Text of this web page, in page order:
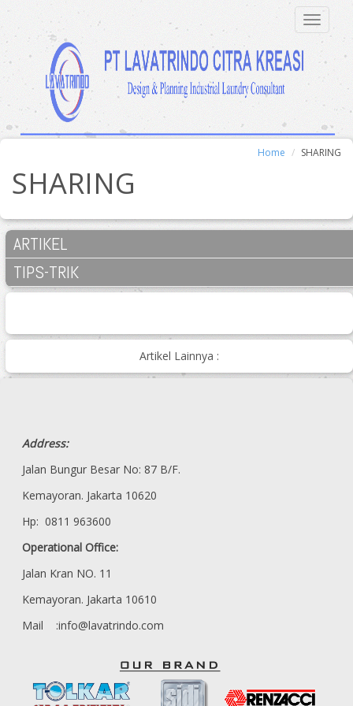
Toggle
Home SHARING
SHARING
ARTIKEL
TIPS-TRIK
Artikel Lainnya :
Address:
Jalan Bungur Besar No: 87 B/F.
Kemayoran. Jakarta 10620
Hp: 0811 963600
Operational Office:
Jalan Kran NO. 11
Kemayoran. Jakarta 10610
Mail :info@lavatrindo.com